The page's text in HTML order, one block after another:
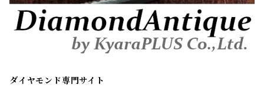
ダイヤモンド専門サイト